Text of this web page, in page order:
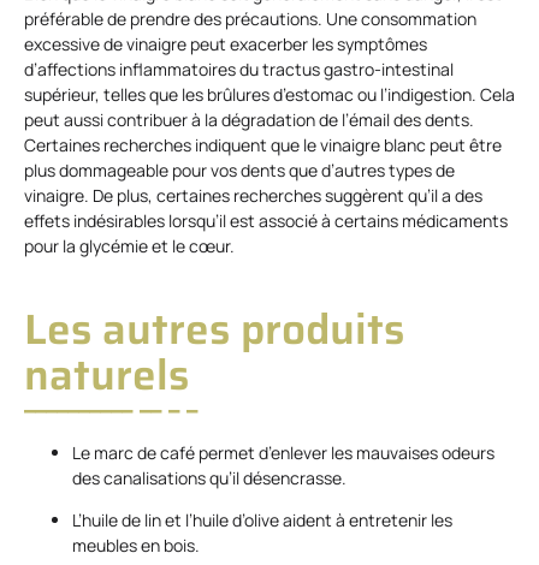
préférable de prendre des précautions. Une consommation
excessive de vinaigre peut exacerber les symptômes
d’affections inflammatoires du tractus gastro-intestinal
supérieur, telles que les brûlures d’estomac ou l’indigestion. Cela
peut aussi contribuer à la dégradation de l’émail des dents.
Certaines recherches indiquent que le vinaigre blanc peut être
plus dommageable pour vos dents que d’autres types de
vinaigre. De plus, certaines recherches suggèrent qu’il a des
effets indésirables lorsqu’il est associé à certains médicaments
pour la glycémie et le cœur.
Les autres produits
naturels
Le marc de café permet d’enlever les mauvaises odeurs
des canalisations qu’il désencrasse.
L’huile de lin et l’huile d’olive aident à entretenir les
meubles en bois.